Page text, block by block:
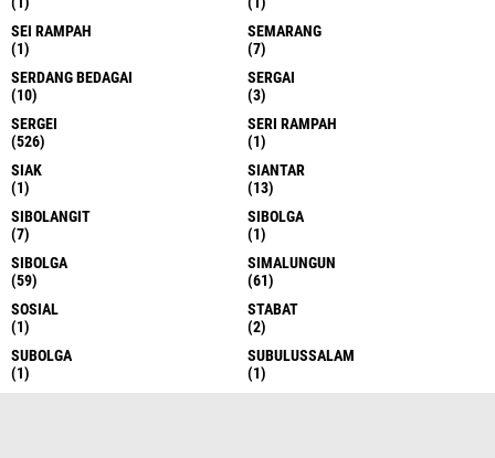
SEI RAMPAH
(1)
SEMARANG
(7)
SERDANG BEDAGAI
(10)
SERGAI
(3)
SERGEI
(526)
SERI RAMPAH
(1)
SIAK
(1)
SIANTAR
(13)
SIBOLANGIT
(7)
SIBOLGA
(1)
SIBOLGA
(59)
SIMALUNGUN
(61)
SOSIAL
(1)
STABAT
(2)
SUBOLGA
(1)
SUBULUSSALAM
(1)